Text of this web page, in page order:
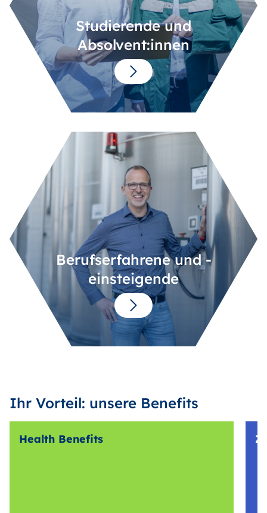
Studierende und
Absolvent:innen
Berufserfahrene und -
einsteigende
Ihr Vorteil: unsere Benefits
Health Benefits